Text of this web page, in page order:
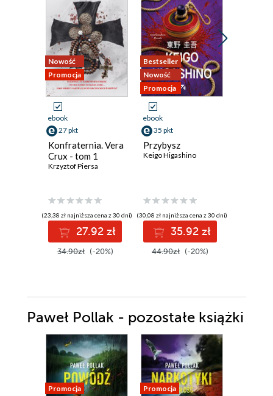
Nowość
Promocja
ebook
27 pkt
Konfraternia. Vera
Crux - tom 1
Krzyztof Piersa
(23,38 zł najniższa cena z 30 dni)
27.92 zł
34.90zł (-20%)
Bestseller
Nowość
Promocja
ebook
35 pkt
Przybysz
Keigo Higashino
(30,08 zł najniższa cena z 30 dni)
35.92 zł
44.90zł (-20%)
Paweł Pollak - pozostałe książki
Promocja Promocja